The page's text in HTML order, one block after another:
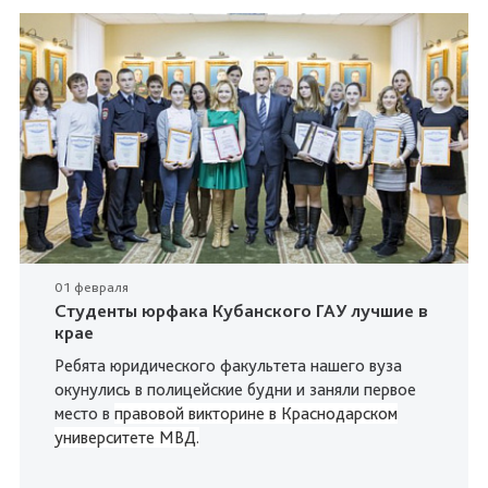
01 февраля
Студенты юрфака Кубанского ГАУ лучшие в
крае
Ребята юридического факультета нашего вуза
окунулись в полицейские будни и заняли первое
место в правовой викторине в Краснодарском
университете МВД.